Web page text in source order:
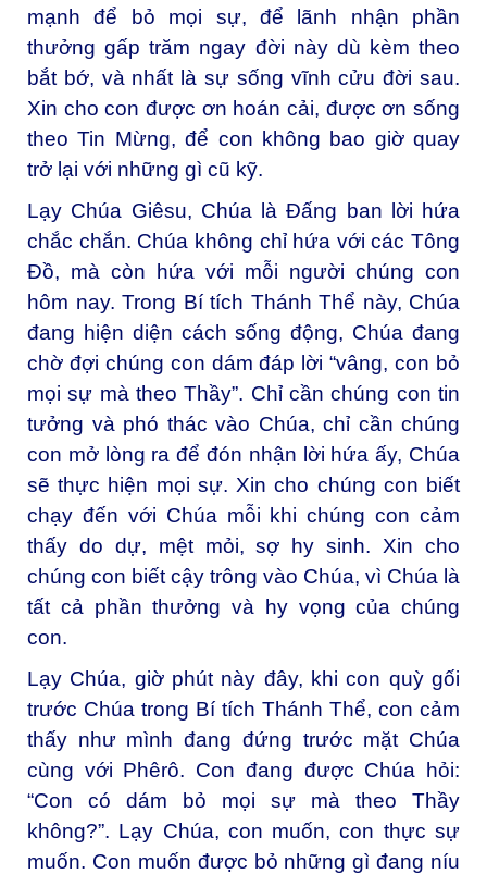
mạnh để bỏ mọi sự, để lãnh nhận phần
thưởng gấp trăm ngay đời này dù kèm theo
bắt bớ, và nhất là sự sống vĩnh cửu đời sau.
Xin cho con được ơn hoán cải, được ơn sống
theo Tin Mừng, để con không bao giờ quay
trở lại với những gì cũ kỹ.
Lạy Chúa Giêsu, Chúa là Đấng ban lời hứa
chắc chắn. Chúa không chỉ hứa với các Tông
Đồ, mà còn hứa với mỗi người chúng con
hôm nay. Trong Bí tích Thánh Thể này, Chúa
đang hiện diện cách sống động, Chúa đang
chờ đợi chúng con dám đáp lời “vâng, con bỏ
mọi sự mà theo Thầy”. Chỉ cần chúng con tin
tưởng và phó thác vào Chúa, chỉ cần chúng
con mở lòng ra để đón nhận lời hứa ấy, Chúa
sẽ thực hiện mọi sự. Xin cho chúng con biết
chạy đến với Chúa mỗi khi chúng con cảm
thấy do dự, mệt mỏi, sợ hy sinh. Xin cho
chúng con biết cậy trông vào Chúa, vì Chúa là
tất cả phần thưởng và hy vọng của chúng
con.
Lạy Chúa, giờ phút này đây, khi con quỳ gối
trước Chúa trong Bí tích Thánh Thể, con cảm
thấy như mình đang đứng trước mặt Chúa
cùng với Phêrô. Con đang được Chúa hỏi:
“Con có dám bỏ mọi sự mà theo Thầy
không?”. Lạy Chúa, con muốn, con thực sự
muốn. Con muốn được bỏ những gì đang níu